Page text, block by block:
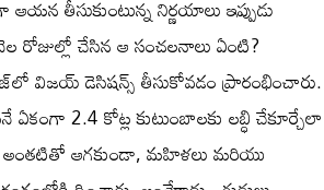
తీసుకుంటున్న నిర్ణయాలు ఇప్పుడు
చేసిన ఆ సంచలనాలు ఏంటి?
విజయ్ డెసిషన్స్ తీసుకోవడం ప్రారంభించారు.
2.4 కోట్ల కుటుంబాలకు లబ్ధి చేకూర్చేలా
అంతటితో ఆగకుండా, మహిళలు మరియు